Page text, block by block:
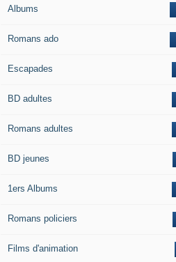
Albums
Romans ado
Escapades
BD adultes
Romans adultes
BD jeunes
1ers Albums
Romans policiers
Films d'animation